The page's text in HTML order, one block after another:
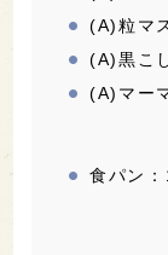
(A)粒マ
(A)黒こ
(A)マー
食パン：